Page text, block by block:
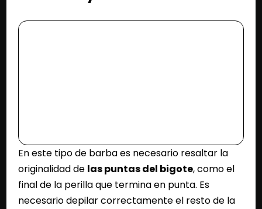
En este tipo de barba es necesario resaltar la
originalidad de las puntas del bigote, como el
final de la perilla que termina en punta. Es
necesario depilar correctamente el resto de la